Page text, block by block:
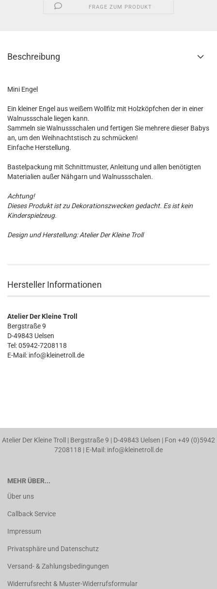
FRAGE ZUM PRODUKT
Beschreibung
Mini Engel
Ein kleiner Engel aus weißem Wollfilz mit Holzköpfchen der in einer
Walnussschale liegen kann.
Sammeln sie Walnussschalen und fertigen Sie mehrere dieser Babys
an, um den Weihnachtstisch zu schmücken!
Einfache Herstellung.
Bastelpackung mit Schnittmuster, Anleitung und allen benötigten
Materialien außer Nähgarn und Walnussschalen.
Achtung!
Dieses Produkt ist zu Dekorationszwecken gedacht. Es ist kein
Kinderspielzeug.
Design und Herstellung: Atelier Der Kleine Troll
Hersteller Informationen
Atelier Der Kleine Troll
Bergstraße 9
D-49843 Uelsen
Tel: 05942-7208118
E-Mail: info@kleinetroll.de
Atelier Der Kleine Troll | Bergstraße 9 | D-49843 Uelsen | Fon +49 (0)5942
7208118 | E-Mail: info@kleinetroll.de
MEHR ÜBER...
Über uns
Callback Service
Impressum
Privatsphäre und Datenschutz
Versand- & Zahlungsbedingungen
Widerrufsrecht & Muster-Widerrufsformular